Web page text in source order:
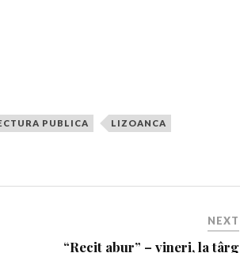
PUBLICA LIZOANCA
NEXT
“Recit abur” – vineri, la târg